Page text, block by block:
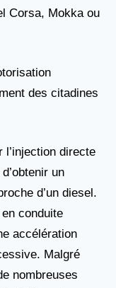
Corsa, Mokka ou
des citadines
l’injection directe
un
d’un diesel.
conduite
accélération
Malgré
nombreuses